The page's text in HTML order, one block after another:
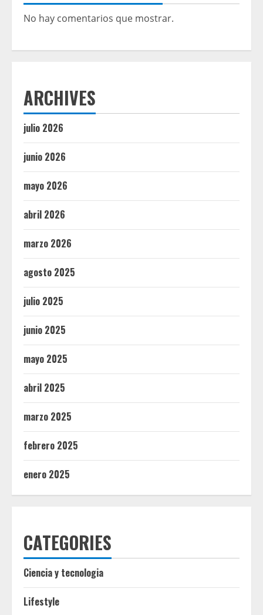
No hay comentarios que mostrar.
ARCHIVES
julio 2026
junio 2026
mayo 2026
abril 2026
marzo 2026
agosto 2025
julio 2025
junio 2025
mayo 2025
abril 2025
marzo 2025
febrero 2025
enero 2025
CATEGORIES
Ciencia y tecnologia
Lifestyle